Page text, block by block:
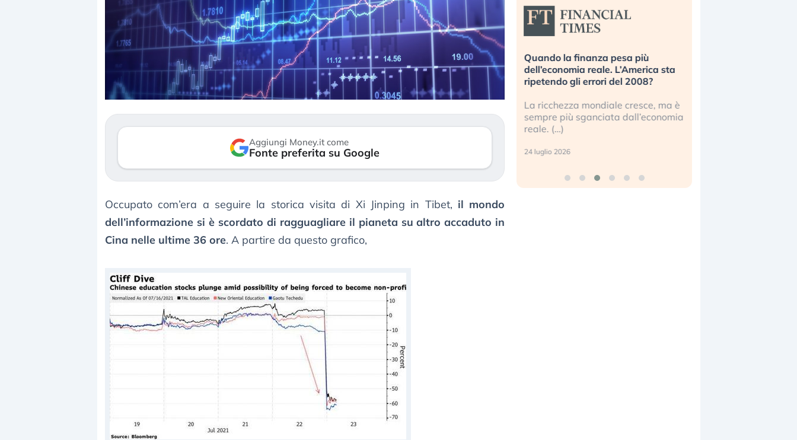
Aggiungi Money.it come
Fonte preferita su Google
Occupato com’era a seguire la storica visita di Xi Jinping in Tibet, il mondo
dell’informazione si è scordato di ragguagliare il pianeta su altro accaduto in
Cina nelle ultime 36 ore. A partire da questo grafico,
Dalle valutazioni estreme alla
correzione. Cosa sta guidando il
repricing degli asset?
mostrando segni di stanchezza
verso le (…)
«La mia vita è rovinata». Investitori
in preda al panico dopo lo scoppio
della bolla AI
Kospi, mentre gli investitori retail (…)
30 luglio 2026
Quando la finanza pesa più
dell’economia reale. L’America sta
ripetendo gli errori del 2008?
La ricchezza mondiale cresce, ma è
sempre più sganciata dall’economia
reale. (…)
24 luglio 2026